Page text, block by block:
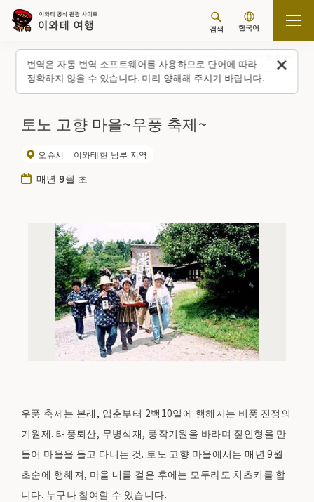
번역은 자동 번역 소프트웨어를 사용하므로 단어에 따라
정확하지 않을 수 있습니다. 미리 양해해 주시기 바랍니다.
검색 한국어
토노 고향 마을~우풍 축제~
오슈시 이와테현 남부 지역
매년 9월 초
우풍 축제는 본래, 입춘부터 2백10일에 행해지는 비풍 진정의
기원제. 태풍퇴산, 무병식재, 풍작기원을 바라며 짚인형을 만
들어 마을을 들고 다니는 것. 토노 고향 마을에서는 매년 9월
초순에 행해져, 마을 내를 걸은 후에는 모두라도 치츠키를 합
니다. 누구나 참여할 수 있습니다.